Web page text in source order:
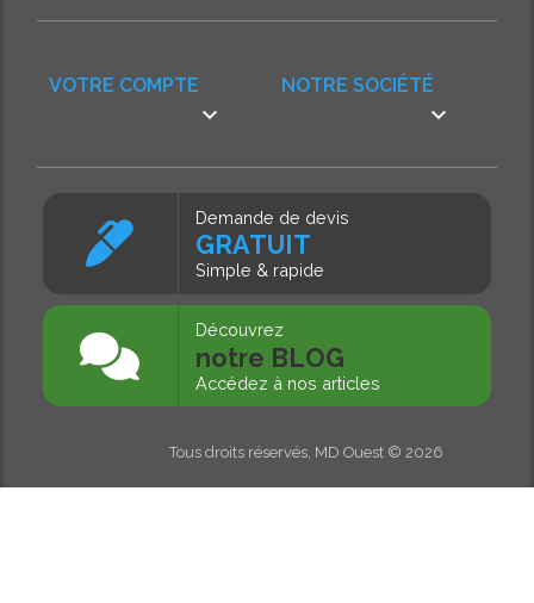
NOTRE SOCIÉTÉ

VOTRE COMPTE

Demande de devis
GRATUIT
Simple & rapide
Découvrez
notre BLOG
Accédez à nos articles
Tous droits réservés, MD Ouest © 2026